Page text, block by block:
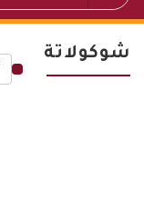
شوكولاتة